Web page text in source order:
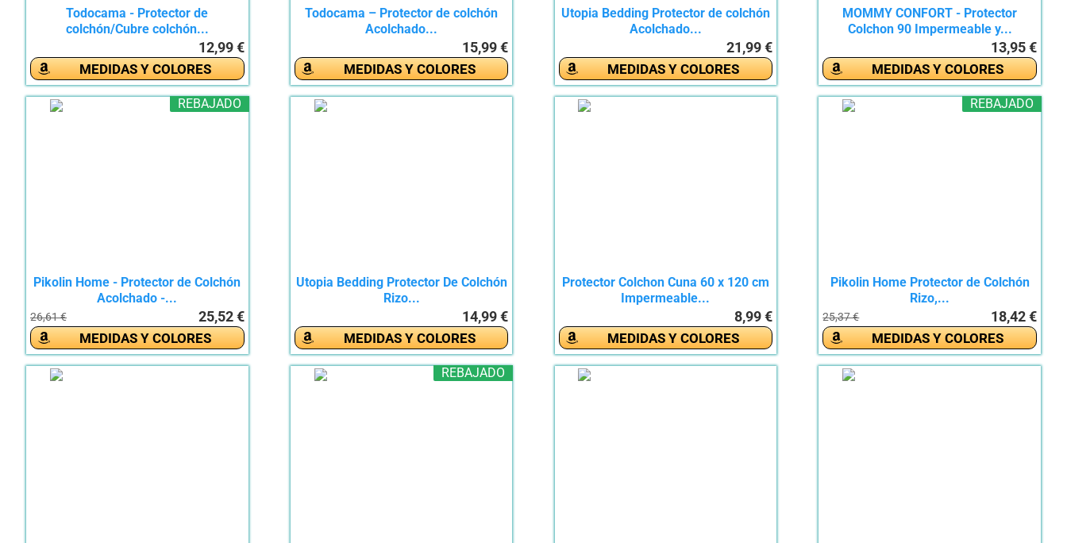
Todocama - Protector de
colchón/Cubre colchón...
12,99 €
MEDIDAS Y COLORES
Todocama – Protector de colchón
Acolchado...
15,99 €
MEDIDAS Y COLORES
Utopia Bedding Protector de colchón
Acolchado...
21,99 €
MEDIDAS Y COLORES
MOMMY CONFORT - Protector
Colchon 90 Impermeable y...
13,95 €
MEDIDAS Y COLORES
REBAJADO
Pikolin Home - Protector de Colchón
Acolchado -...
26,61 € 25,52 €
MEDIDAS Y COLORES
Utopia Bedding Protector De Colchón
Rizo...
14,99 €
MEDIDAS Y COLORES
Protector Colchon Cuna 60 x 120 cm
Impermeable...
8,99 €
MEDIDAS Y COLORES
REBAJADO
Pikolin Home Protector de Colchón
Rizo,...
25,37 € 18,42 €
MEDIDAS Y COLORES
REBAJADO